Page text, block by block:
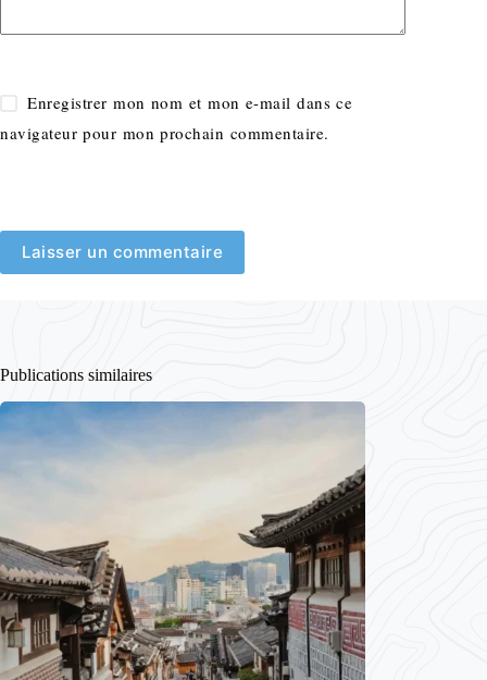
Enregistrer mon nom et mon e-mail dans ce
navigateur pour mon prochain commentaire.
Laisser un commentaire
Publications similaires